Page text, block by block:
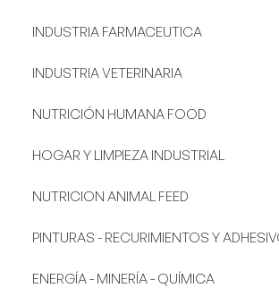
INDUSTRIA FARMACEUTICA
INDUSTRIA VETERINARIA
NUTRICIÓN HUMANA FOOD
HOGAR Y LIMPIEZA INDUSTRIAL
NUTRICION ANIMAL FEED
PINTURAS - RECURIMIENTOS Y
ENERGÍA - MINERÍA - QUÍMICA